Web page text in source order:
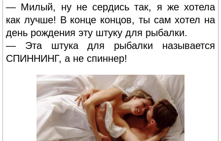
— Милый, ну не сердись так, я же хотела
как лучше! В конце концов, ты сам хотел на
день рождения эту штуку для рыбалки.
— Эта штука для рыбалки называется
СПИННИНГ, а не спиннер!